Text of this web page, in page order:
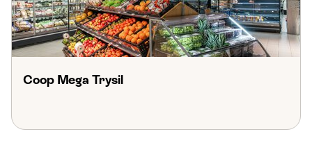
Coop Mega Trysil